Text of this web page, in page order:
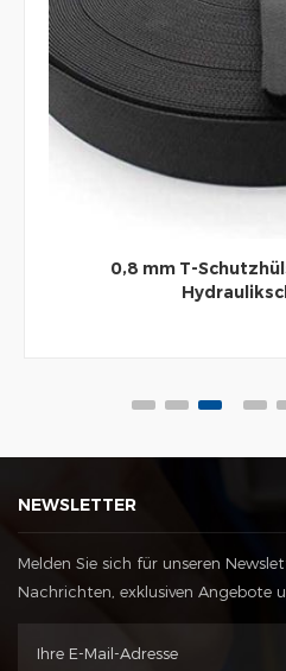
0,8 mm T-
NEWSLETTER
Melden Sie sich für unseren
Nachrichten, exklusiven Angebote
Rabattinformationen zu erhalten